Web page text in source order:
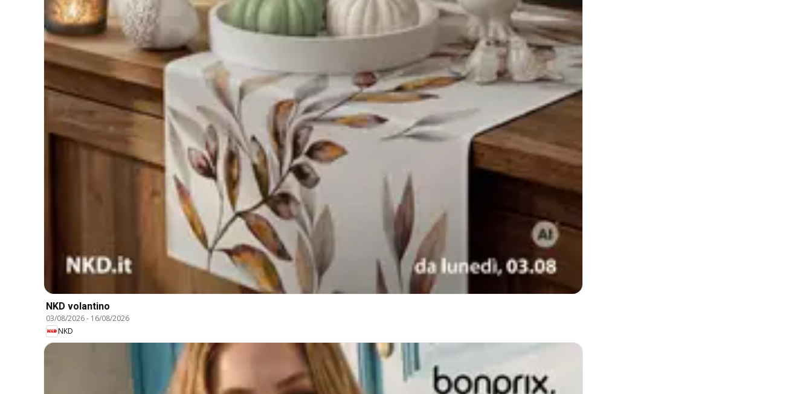
NKD volantino
03/08/2026- 16/08/2026
NKD